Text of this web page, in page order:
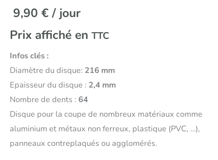
9,90 €/ jour
Prix affiché en TTC
Infos clés :
Diamètre du disque: 216 mm
Epaisseur du disque : 2,4 mm
Nombre de dents : 64
Disque pour la coupe de nombreux matériaux comme
aluminium et métaux non ferreux, plastique (PVC, …),
panneaux contreplaqués ou agglomérés.